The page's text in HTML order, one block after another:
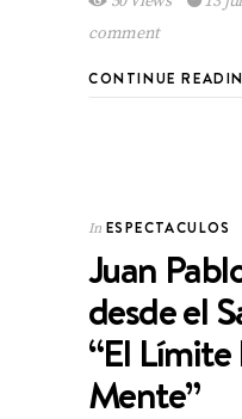
comment
CONTINUE
In ESPECTACULOS
Juan
desde el
“El Límite
Mente”